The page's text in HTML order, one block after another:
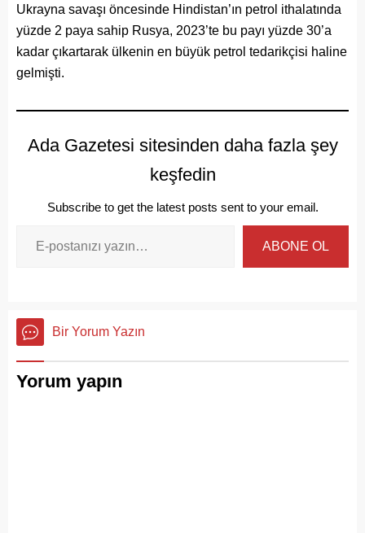
Ukrayna savaşı öncesinde Hindistan’ın petrol ithalatında
yüzde 2 paya sahip Rusya, 2023’te bu payı yüzde 30’a
kadar çıkartarak ülkenin en büyük petrol tedarikçisi haline
gelmişti.
Ada Gazetesi sitesinden daha fazla şey
keşfedin
Subscribe to get the latest posts sent to your email.
ABONE OL
Bir Yorum Yazın
Yorum yapın